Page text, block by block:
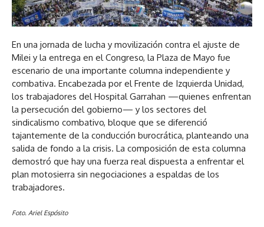
En una jornada de lucha y movilización contra el ajuste de
Milei y la entrega en el Congreso, la Plaza de Mayo fue
escenario de una importante columna independiente y
combativa. Encabezada por el Frente de Izquierda Unidad,
los trabajadores del Hospital Garrahan —quienes enfrentan
la persecución del gobierno— y los sectores del
sindicalismo combativo, bloque que se diferenció
tajantemente de la conducción burocrática, planteando una
salida de fondo a la crisis. La composición de esta columna
demostró que hay una fuerza real dispuesta a enfrentar el
plan motosierra sin negociaciones a espaldas de los
trabajadores.
Foto. Ariel Espósito